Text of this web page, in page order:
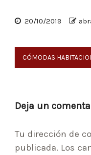
20/10/2019
de
entradas
CÓMODAS
Deja un
Tu dirección de
publicada. Los